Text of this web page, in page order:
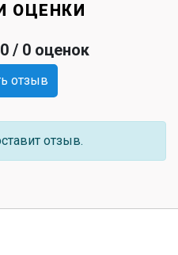
ОЦЕНКИ
0 / 0 оценок
отзыв
отзыв.